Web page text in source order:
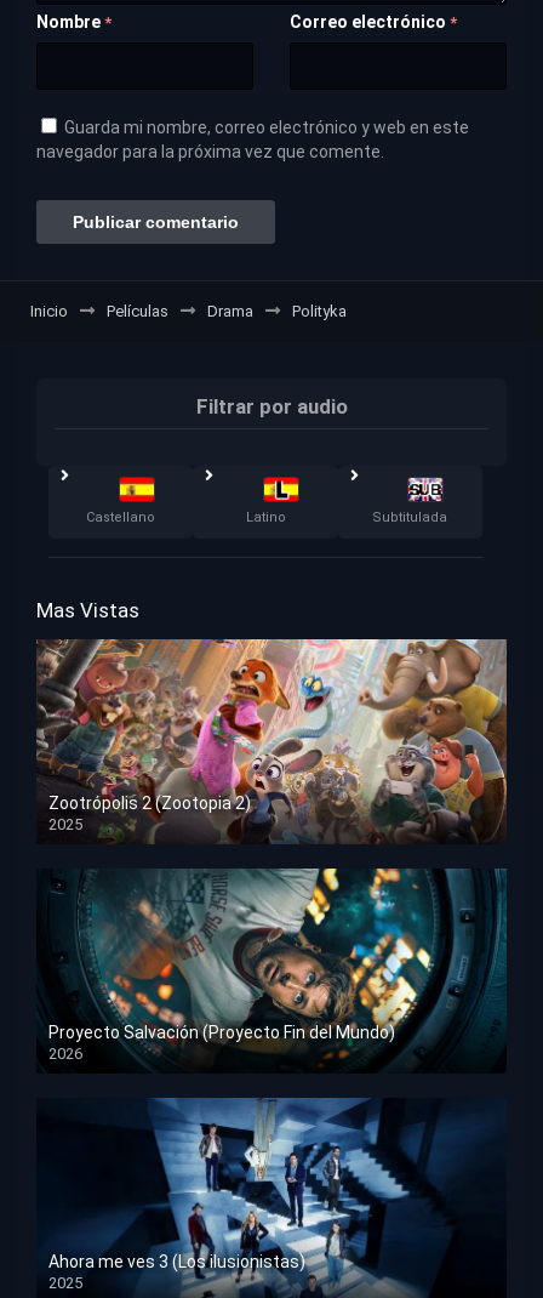
Nombre * Correo electrónico *
Guarda mi nombre, correo electrónico y web en este
navegador para la próxima vez que comente.
Inicio Películas Drama Polityka
Filtrar por audio
Castellano Latino Subtitulada
Mas Vistas
Zootrópolis 2 (Zootopia 2)
2025
HD 1080p
Proyecto Salvación (Proyecto Fin del Mundo)
2026
HD 1080p
Ahora me ves 3 (Los ilusionistas)
2025